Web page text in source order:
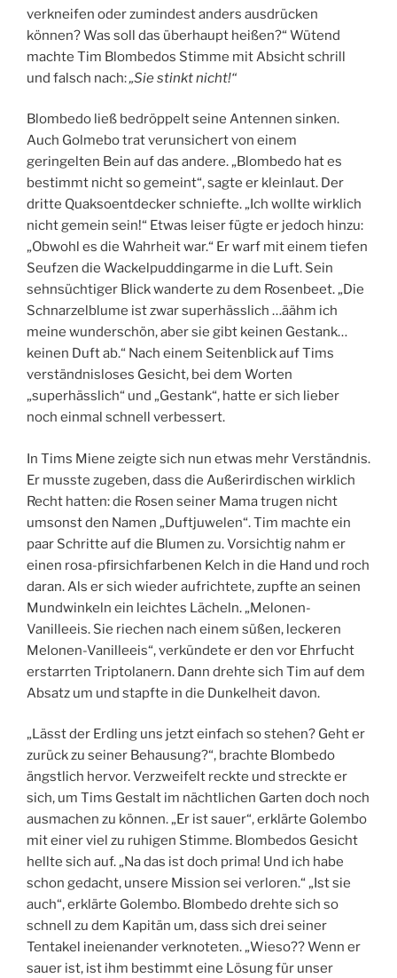
verkneifen oder zumindest anders ausdrücken
können? Was soll das überhaupt heißen?“ Wütend
machte Tim Blombedos Stimme mit Absicht schrill
und falsch nach:„Sie stinkt nicht!“
Blombedo ließ bedröppelt seine Antennen sinken.
Auch Golmebo trat verunsichert von einem
geringelten Bein auf das andere. „Blombedo hat es
bestimmt nicht so gemeint“, sagte er kleinlaut. Der
dritte Quaksoentdecker schniefte. „Ich wollte wirklich
nicht gemein sein!“ Etwas leiser fügte er jedoch hinzu:
„Obwohl es die Wahrheit war.“ Er warf mit einem tiefen
Seufzen die Wackelpuddingarme in die Luft. Sein
sehnsüchtiger Blick wanderte zu dem Rosenbeet. „Die
Schnarzelblume ist zwar superhässlich …äähm ich
meine wunderschön, aber sie gibt keinen Gestank…
keinen Duft ab.“ Nach einem Seitenblick auf Tims
verständnisloses Gesicht, bei dem Worten
„superhässlich“ und „Gestank“, hatte er sich lieber
noch einmal schnell verbessert.
In Tims Miene zeigte sich nun etwas mehr Verständnis.
Er musste zugeben, dass die Außerirdischen wirklich
Recht hatten: die Rosen seiner Mama trugen nicht
umsonst den Namen „Duftjuwelen“. Tim machte ein
paar Schritte auf die Blumen zu. Vorsichtig nahm er
einen rosa-pfirsichfarbenen Kelch in die Hand und roch
daran. Als er sich wieder aufrichtete, zupfte an seinen
Mundwinkeln ein leichtes Lächeln. „Melonen-
Vanilleeis. Sie riechen nach einem süßen, leckeren
Melonen-Vanilleeis“, verkündete er den vor Ehrfucht
erstarrten Triptolanern. Dann drehte sich Tim auf dem
Absatz um und stapfte in die Dunkelheit davon.
„Lässt der Erdling uns jetzt einfach so stehen? Geht er
zurück zu seiner Behausung?“, brachte Blombedo
ängstlich hervor. Verzweifelt reckte und streckte er
sich, um Tims Gestalt im nächtlichen Garten doch noch
ausmachen zu können. „Er ist sauer“, erklärte Golembo
mit einer viel zu ruhigen Stimme. Blombedos Gesicht
hellte sich auf. „Na das ist doch prima! Und ich habe
schon gedacht, unsere Mission sei verloren.“ „Ist sie
auch“, erklärte Golembo. Blombedo drehte sich so
schnell zu dem Kapitän um, dass sich drei seiner
Tentakel ineienander verknoteten. „Wieso?? Wenn er
sauer ist, ist ihm bestimmt eine Lösung für unser